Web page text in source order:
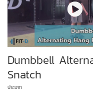
Dumbbell
Snatch
ประเภท